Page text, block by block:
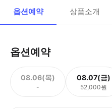
옵션예약 상품소개
옵션예약
08.06(목)
-
08.07(금)
52,000원